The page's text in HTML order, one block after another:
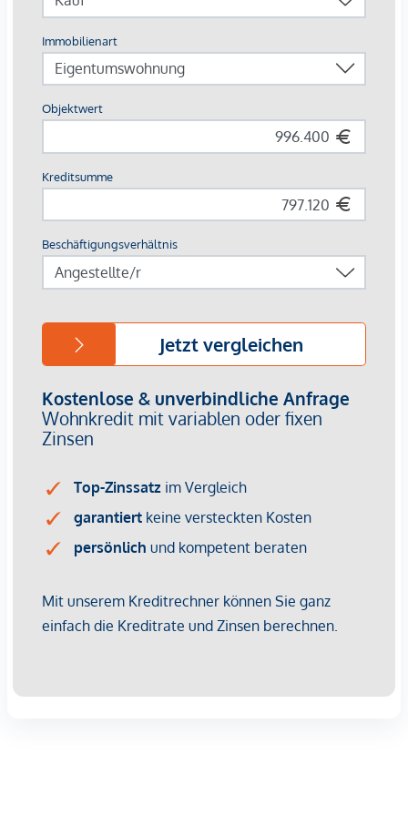
klassisch edlen Sprossen unterstreichen auf meisterhafte
Weise den vornehmen Charakter des Gebäudes – innen wie
außen. Dank klimatisierter Wohnräume in allen Geschoßen
können Sie stets in Frische und Entspannung verweilen.
Perlgoldene Stabgeländer schmücken die Freibereiche und
werden zum wertvollen Designelement. Ihre besondere
Eleganz ergibt sich durch sanfte Rundungen und größte
handwerkliche Präzision.
AUSSTATTUNG
Hochwertiges Fischgrätparkett
Alle Wohnräume klimatisiert
Exquisite Sanitärobjekte in den Bädern
Gegensprechanlage mit Video-Option
Komfortable Paketboxanlage
HIGHLIGHTS
Größen von 50 bis 170 m²
2 bis 4 Zimmer
Luxuriöse Ausstattung
WOHNUNG STIEGE 2 | TOP 10